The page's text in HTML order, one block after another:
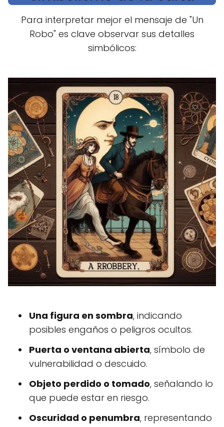
Para interpretar mejor el mensaje de "Un
Robo" es clave observar sus detalles
simbólicos:
Una figura en sombra, indicando
posibles engaños o peligros ocultos.
Puerta o ventana abierta, símbolo de
vulnerabilidad o descuido.
Objeto perdido o tomado, señalando lo
que puede estar en riesgo.
Oscuridad o penumbra, representando